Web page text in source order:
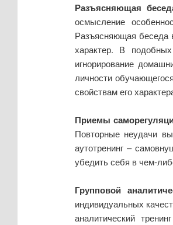
Разъясняющая
осмысление
Разъясняющая беседа
характер. В
игнорирование
личности
свойствам его
Приемы
Повторные неудачи
аутотренинг –
убедить себя в чем-
Групповой
индивидуальных
аналитический